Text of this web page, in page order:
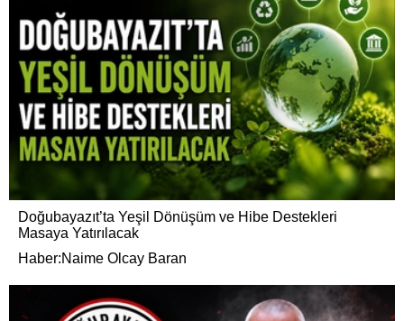
Doğubayazıt’ta Yeşil Dönüşüm ve Hibe Destekleri
Masaya Yatırılacak
Haber:Naime Olcay Baran